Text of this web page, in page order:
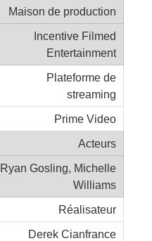
Maison de production
Incentive Filmed
Entertainment
Plateforme de
streaming
Prime Video
Acteurs
Ryan Gosling, Michelle
Williams
Réalisateur
Derek Cianfrance